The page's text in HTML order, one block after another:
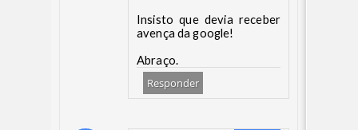
Insisto que devia receber
avença da google!
Abraço.
Responder